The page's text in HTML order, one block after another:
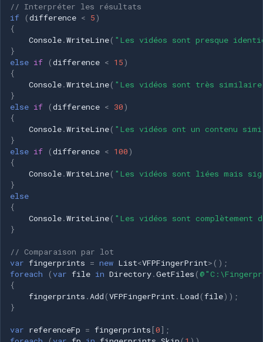
// Interpréter les résultats
if
(difference < 5)
{
Console.WriteLine( "Les vidéos sont presque
}
else if (difference < 15)
{
Console.WriteLine( "Les vidéos sont très
}
else if (difference < 30)
{
Console.WriteLine( "Les vidéos ont un contenu
}
else if (difference < 100)
{
Console.WriteLine( "Les vidéos sont liées mais
}
else
{
Console.WriteLine( "Les vidéos sont complètement
}
// Comparaison par lot
var fingerprints = new List<VFPFingerPrint> ();
foreach
( var file in Directory.GetFiles (
{
fingerprints . Add (VFPFingerPrint . Load (file));
}
var referenceFp = fingerprints [0];